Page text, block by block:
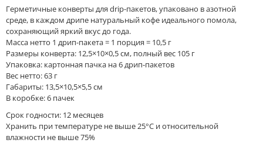
Герметичные конверты для drip-пакетов, упаковано в азотной
среде, в каждом дрипе натуральный кофе идеального помола,
сохраняющий яркий вкус до года.
Масса нетто 1 дрип-пакета = 1 порция = 10,5 г
Размеры конверта: 12,5×10×0,5 см, полный вес 105 г
Упаковка: картонная пачка на 6 дрип-пакетов
Вес нетто: 63 г
Габариты: 13,5×10,5×5,5 см
В коробке: 6 пачек
Срок годности: 12 месяцев
Хранить при температуре не выше 25°С и относительной
влажности не выше 75%